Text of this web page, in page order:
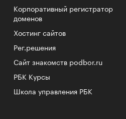
Корпоративный регистратор
доменов
Хостинг сайтов
Рег.решения
Сайт знакомств podbor.ru
РБК Курсы
Школа управления РБК